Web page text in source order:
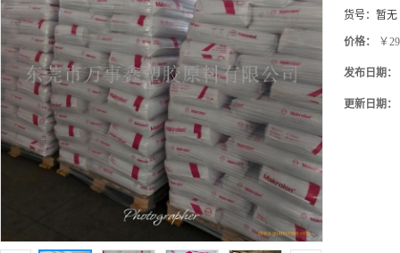
货号： 暂无
价格： ￥
发布日期：
更新日期：